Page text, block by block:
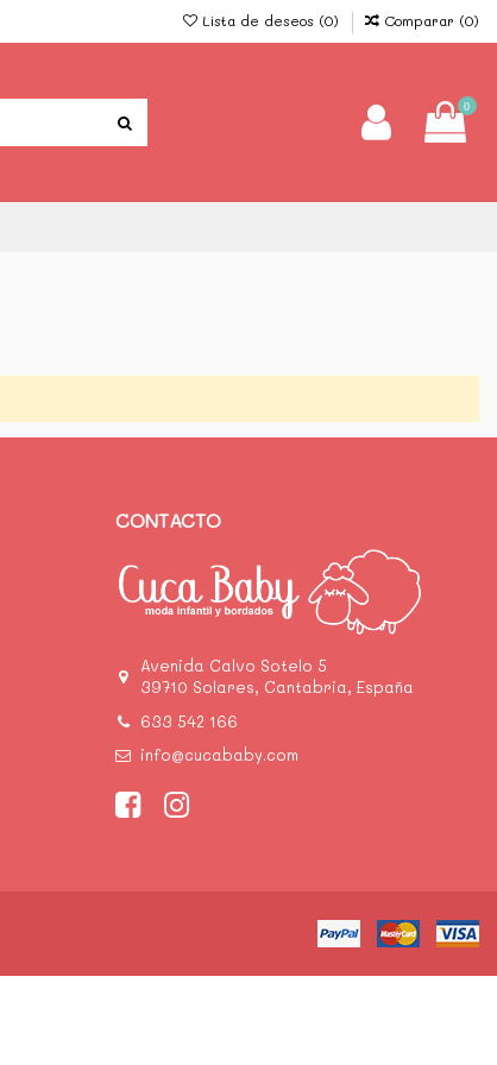
Lista de deseos (0) Comparar (0)
0
CONTACTO
Avenida Calvo Sotelo 5
39710 Solares, Cantabria, España
633 542 166
info@cucababy.com